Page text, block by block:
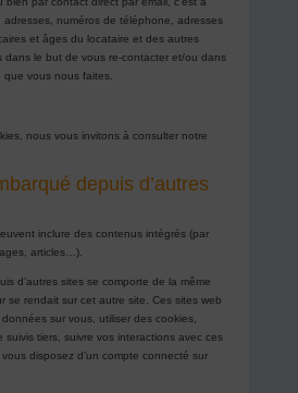
adresses, numéros de téléphone, adresses
et âges du locataire et des autres
dans le but de vous re-contacter et/ou dans
vous nous faites.
nous vous invitons à consulter notre
depuis d’autres
inclure des contenus intégrés (par
articles…).
d’autres sites se comporte de la même
se rendait sur cet autre site. Ces sites web
sur vous, utiliser des cookies,
suivis tiers, suivre vos interactions avec ces
disposez d’un compte connecté sur